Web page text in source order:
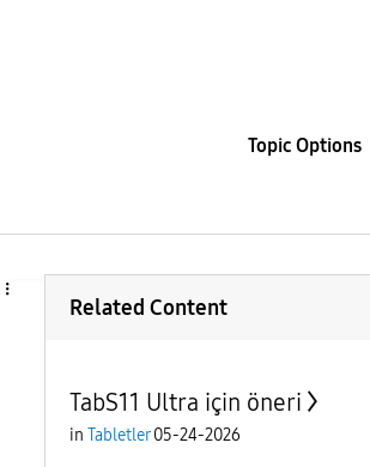
Topic Options
Related Content
TabS11 Ultra için öneri
in Tabletler 05-24-2026